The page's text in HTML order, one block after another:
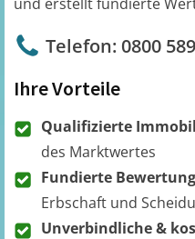
Telefon: 0800
Ihre Vorteile
Qualifizierte
des Marktwertes
Fundierte
Erbschaft und
Unverbindliche &